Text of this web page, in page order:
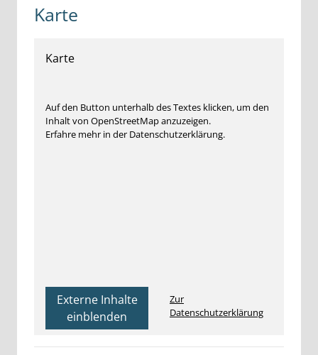
Karte
Karte
Auf den Button unterhalb des Textes klicken, um den
Inhalt von OpenStreetMap anzuzeigen.
Erfahre mehr in der Datenschutzerklärung.
Externe Inhalte
einblenden
Zur
Datenschutzerklärung